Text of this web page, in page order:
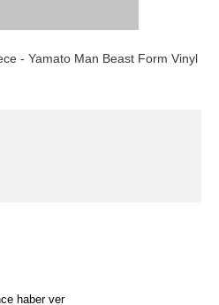
- Yamato Man Beast Form Vinyl
haber ver